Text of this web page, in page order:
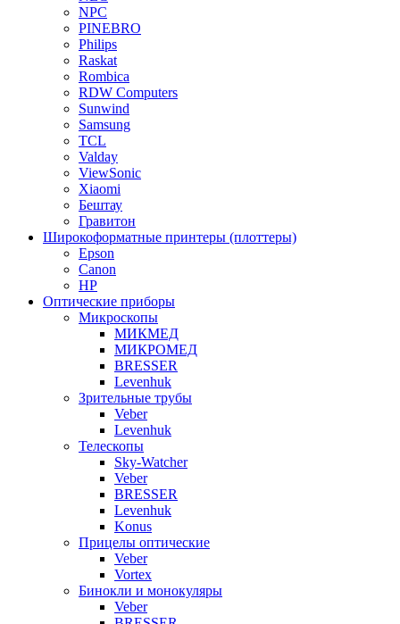
NPC
PINEBRO
Philips
Raskat
Rombica
RDW Computers
Sunwind
Samsung
TCL
Valday
ViewSonic
Xiaomi
Бештау
Гравитон
Широкоформатные принтеры (плоттеры)
Epson
Canon
HP
Оптические приборы
Микроскопы
МИКМЕД
МИКРОМЕД
BRESSER
Levenhuk
Зрительные трубы
Veber
Levenhuk
Телескопы
Sky-Watcher
Veber
BRESSER
Levenhuk
Konus
Прицелы оптические
Veber
Vortex
Бинокли и монокуляры
Veber